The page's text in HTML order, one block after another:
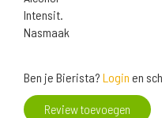
Intensit.
Nasmaak
Ben je Bierista? Login en
Review toevoegen